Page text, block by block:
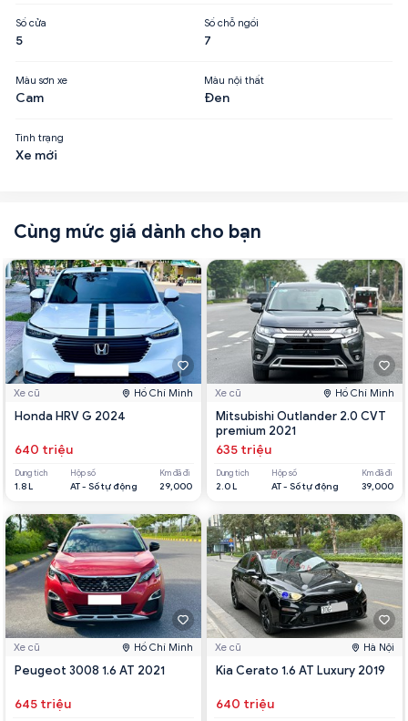
Số cửa
5
Số chỗ ngồi
7
Màu sơn xe
Cam
Màu nội thất
Đen
Tình trạng
Xe mới
Cùng mức giá dành cho bạn
Xe cũ Hồ Chí Minh
Honda HRV G 2024
640 triệu
Dung tích
1.8 L
Hộp số
AT - Số tự động
Km đã đi
29,000
Xe cũ Hồ Chí Minh
Peugeot 3008 1.6 AT 2021
645 triệu
Xe cũ Hồ Chí Minh
Mitsubishi Outlander 2.0 CVT
premium 2021
635 triệu
Dung tích
2.0 L
Hộp số
AT - Số tự động
Km đã đi
39,000
Xe cũ Hà Nội
Kia Cerato 1.6 AT Luxury 2019
640 triệu